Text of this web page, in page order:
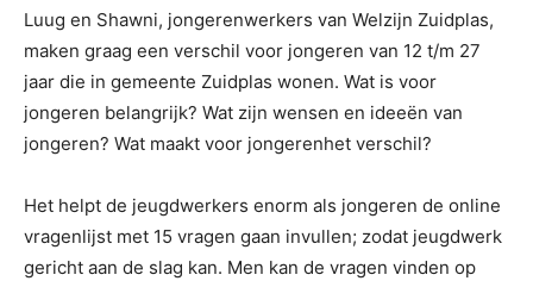
Luug en Shawni, jongerenwerkers van Welzijn Zuidplas,
maken graag een verschil voor jongeren van 12 t/m 27
jaar die in gemeente Zuidplas wonen. Wat is voor
jongeren belangrijk? Wat zijn wensen en ideeën van
jongeren? Wat maakt voor jongerenhet verschil?
Het helpt de jeugdwerkers enorm als jongeren de online
vragenlijst met 15 vragen gaan invullen; zodat jeugdwerk
gericht aan de slag kan. Men kan de vragen vinden op